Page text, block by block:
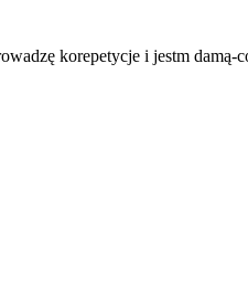
korepetycje i jestm